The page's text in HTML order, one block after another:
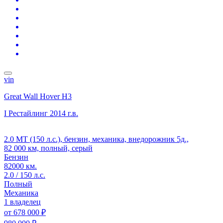
vin
Great Wall Hover H3
I Рестайлинг 2014 г.в.
2.0 MT (150 л.с.), бензин, механика, внедорожник 5д.,
82 000 км, полный, серый
Бензин
82000 км.
2.0 / 150 л.с.
Полный
Механика
1 владелец
от 678 000 ₽